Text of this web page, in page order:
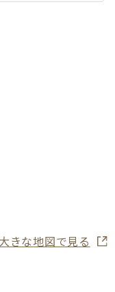
大きな地図で見る